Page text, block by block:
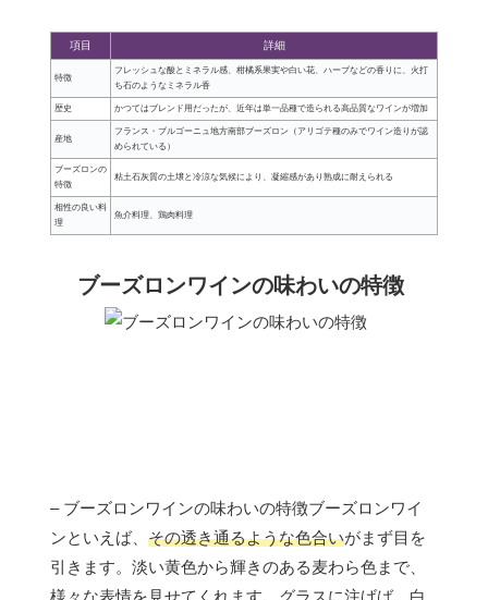
項目 詳細
特徴
フレッシュな酸とミネラル感、柑橘系果実や白い花、ハーブなどの香りに、火打
ち石のようなミネラル香
歴史 かつてはブレンド用だったが、近年は単一品種で造られる高品質なワインが増加
産地
フランス・ブルゴーニュ地方南部ブーズロン（アリゴテ種のみでワイン造りが認
められている）
ブーズロンの
特徴
粘土石灰質の土壌と冷涼な気候により、凝縮感があり熟成に耐えられる
相性の良い料
理
魚介料理、鶏肉料理
ブーズロンワインの味わいの特徴
– ブーズロンワインの味わいの特徴ブーズロンワイ
ンといえば、 その透き通るような色合いがまず目を
引きます。淡い黄色から輝きのある麦わら色まで、